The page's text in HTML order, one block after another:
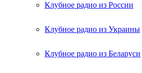
Клубное радио из России
Клубное радио из Украины
Клубное радио из Беларуси